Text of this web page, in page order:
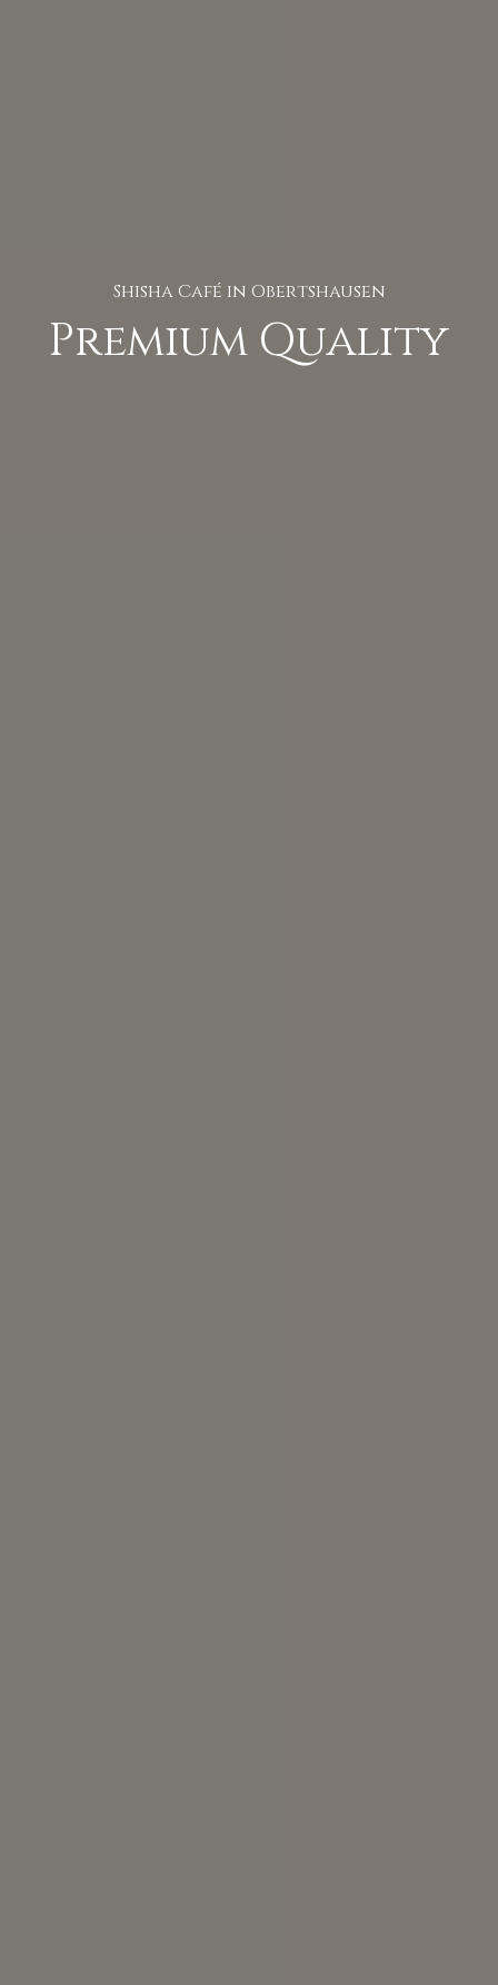
Shisha Café in Obertshausen
Premium Quality